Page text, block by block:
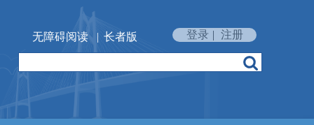
无障碍阅读 | 长者版 登录 | 注册